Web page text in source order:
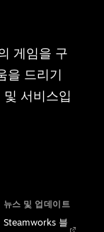
게임을 구
을 드리기
서비스입
뉴스 및 업데이트
Steamworks 블